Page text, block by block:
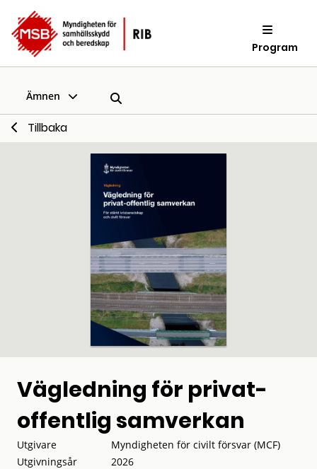
Program
Ämnen
Tillbaka
Vägledning för privat-
offentlig samverkan
Utgivare
Myndigheten för civilt försvar (MCF)
Utgivningsår
2026